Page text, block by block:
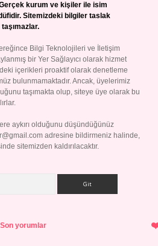
kurum ve kişiler ile isim
Sitemizdeki bilgiler taslak
Bilgi Teknolojileri ve İletişim
bir Yer Sağlayıcı olarak hizmet
içerikleri proaktif olarak denetleme
bulunmamaktadır. Ancak, üyelerimiz
taşımakta olup, siteye üye olarak bu
aykırı olduğunu düşündüğünüz
adresine bildirmeniz halinde,
sitemizden kaldırılacaktır.
Son yorumlar